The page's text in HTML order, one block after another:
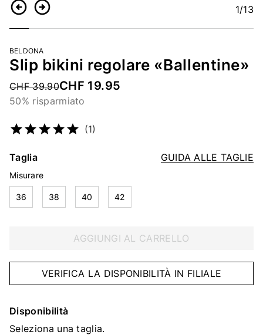
IndietroContinua 1/13
BELDONA
Slip bikini regolare «Ballentine»
Price reduced from
CHF 39.90CHF 19.95
50% risparmiato
(1)
GUIDA ALLE TAGLIE
Taglia
Misurare
36 38 40 42
AGGIUNGI AL CARRELLO
VERIFICA LA DISPONIBILITÀ IN FILIALE
Disponibilità
Seleziona una taglia.